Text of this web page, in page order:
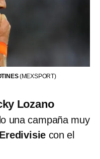
(MEXSPORT)
Lozano
una campaña muy
Eredivisie con el